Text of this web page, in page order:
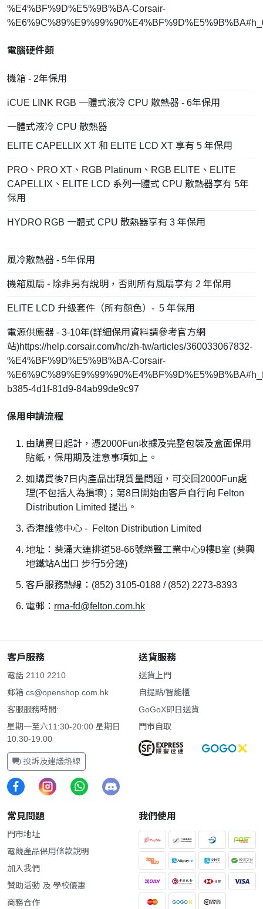
%E4%BF%9D%E5%9B%BA-Corsair-
電腦硬件類
機箱 - 2年保用
iCUE LINK RGB 一體式液冷 CPU 散熱器 - 6年保用
一體式液冷 CPU 散熱器
ELITE CAPELLIX XT 和 ELITE LCD XT 享有 5 年保用
PRO、PRO XT、RGB Platinum、RGB ELITE、ELITE
CAPELLIX、ELITE LCD 系列一體式 CPU 散熱器享有 5年
保用
HYDRO RGB 一體式 CPU 散熱器享有 3 年保用
風冷散熱器 - 5年保用
機箱風扇 - 除非另有說明，否則所有風扇享有 2 年保用
ELITE LCD 升級套件（所有顏色）- 5 年保用
電源供應器 - 3-10年(詳細保用資料請參考官方網
站)https://help.corsair.com/hc/zh-tw/articles/360033067832-
%E4%BF%9D%E5%9B%BA-Corsair-
b385-4d1f-81d9-84ab99de9c97
保用申請流程
由購買日起計，憑2000Fun收據及完整包裝及盒面保用
貼紙，保用期及注意事項如上。
如購買後7日内產品出現質量問題，可交回2000Fun處
理(不包括人為損壞)；第8日開始由客戶自行向 Felton
Distribution Limited 提出。
香港維修中心 - Felton Distribution Limited
地址：葵涌大連排道58-66號樂聲工業中心9樓B室 (葵興
地鐵站A出口 步行5分鐘)
客戶服務熱線：(852) 3105-0188 / (852) 2273-8393
電郵： rma-fd@felton.com.hk
客戶服務
電話 2110 2210
郵箱 cs@openshop.com.hk
客服服務時間:
星期一至六11:30-20:00 星期日
10:30-19:00
投訴及建議熱線
送貨服務
送貨上門
自提點/智能櫃
GoGoX即日送貨
門市自取
常見問題
門市地址
電競產品保用條款說明
加入我們
贊助活動 及 學校優惠
商務合作
我們使用